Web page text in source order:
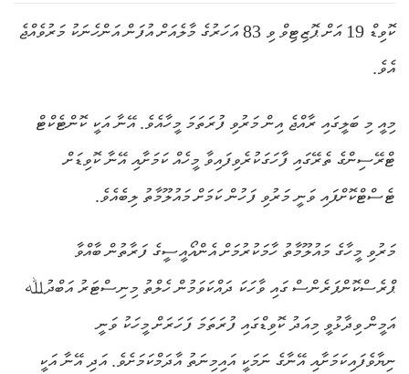
ކޮވިޑް 19 އަށް ޕޮޒިޓިވް ވި 83 އަހަރުގެ މާލެއަށް އުފަން އަންހެނަކު މަރުވެއްޖެ
އެވެ.
މިއީ މި ބަލީގައި ރާއްޖެ އިން މަރުވި ފުރަތަމަ މީހާއެވެ. އޭނާ އަކީ ކޮންޓެކްޓް
ޓްރޭސިންގެ ތެރޭގައި ފާހަގަކުރެވިފައިވާ މީހެއް ކަމަށާއި އޭނާ ކޮވިޑަށް
ޓެސްޓްކޮށްފައި ވަނީ މަރުވި ފަހުން ކަމަށް މައުލޫމާތު ލިބެއެވެ.
މަރުވި މީހާގެ މައުލޫމާތު ހާމަކުރުމަށް އެންއޯއީސީގެ ފަރާތުން ބާއްވާ
ޕްރެސްކޮންފަރެންސް ގައި ވާހަކަ ދައްކަވަމުން ހެލްތު މިނިސްޓަރު އަބްދުﷲ
އަމީން ވިދާޅުވީ މިއަދު ކޮވިޑްގައި ފުރަތަމަ ފަހަރަށް މީހަކު ވަނީ
ނިޔާވެފައިކަމަށާއި އޭނާގެ ނަމަކީ އައިމިނަތު އާދަމްކަމަށެވެ. އަދި އޭނާ އަކީ